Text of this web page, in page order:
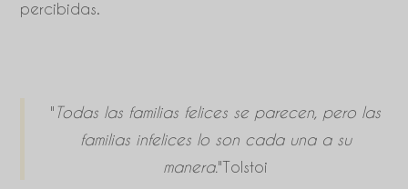
percibidas.
" Todas las familias felices se parecen, pero las
familias infelices lo son cada una a su
manera."Tolstoi